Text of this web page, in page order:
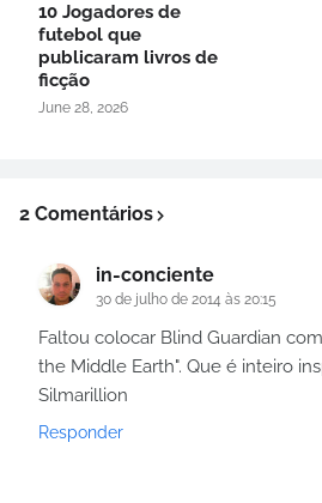
10 Jogadores de
futebol que
publicaram livros de
ficção
June 28, 2026
2 Comentários
in-conciente
30 de julho de 2014 às 20:15
Faltou colocar Blind Guardian
the Middle Earth". Que é inteiro
Silmarillion
Responder